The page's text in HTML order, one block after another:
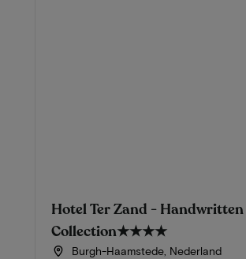
Hotel Ter Zand - Handwritten
Collection★★★★
Burgh-Haamstede, Nederland